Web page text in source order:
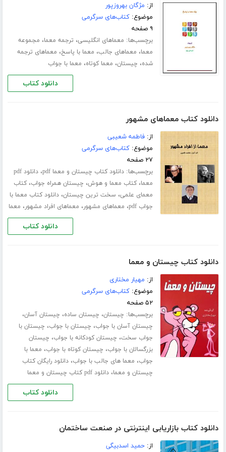
از: مژگان بهروزپور
موضوع:کتاب‌های سرگرمی
۹ صفحه
برچسب‌ها: معماهای انگلیسی، ترجمه معما، مجموعه
معما، معماهای جالب، معما با پاسخ، معماهای ترجمه
شده، چیستان، معما کوتاه، معما با جواب
دانلود کتاب
دانلود کتاب معماهای مشهور
از:فاطمه شعیبی
موضوع:کتاب‌های سرگرمی
۲۷ صفحه
برچسب‌ها:دانلود کتاب چیستان و معما pdf ،
دانلود pdf
معما،کتاب معما و هوش، چیستان همراه جواب،کتاب
معمای علمی، سخت ترین چیستان،دانلود کتاب معما با
جواب pdf
، معماهای مشهور، معماهای افراد مشهور، معما
دانلود کتاب
دانلود کتاب چیستان و معما
از: مهیار مختاری
موضوع:کتاب‌های سرگرمی
۵۲ صفحه
برچسب‌ها: چیستان، چیستان ساده، چیستان آسان،
چیستان آسان با جواب، چیستان با جواب، چیستان با
جواب سخت، چیستان کودکانه با جواب، چیستان
بزرگسالان با جواب، چیستان کوتاه با جواب، معما با
جواب، معما های جالب با جواب،دانلود رایگان کتاب
چیستان و معما،دانلود pdf کتاب چیستان و معما
دانلود کتاب
دانلود کتاب بازاریابی اینترنتی در صنعت ساختمان
از:حمید اسدبیگی